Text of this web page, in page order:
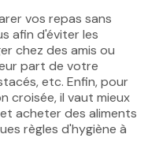
vos repas sans
afin d'éviter les
chez des amis ou
part de votre
etc. Enfin, pour
croisée, il vaut mieux
acheter des aliments
règles d'hygiène à